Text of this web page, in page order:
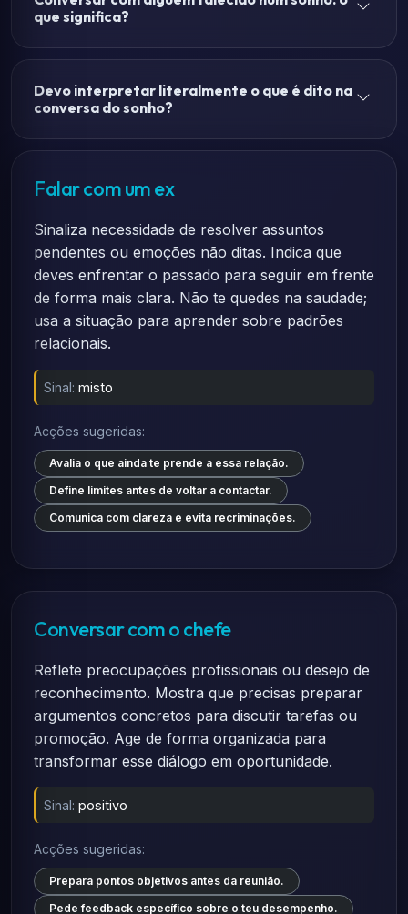
que significa?
Devo interpretar literalmente o que é dito na
conversa do sonho?
Falar com um ex
Sinaliza necessidade de resolver assuntos
pendentes ou emoções não ditas. Indica que
deves enfrentar o passado para seguir em frente
de forma mais clara. Não te quedes na saudade;
usa a situação para aprender sobre padrões
relacionais.
Sinal: misto
Acções sugeridas:
Avalia o que ainda te prende a essa relação.
Define limites antes de voltar a contactar.
Comunica com clareza e evita recriminações.
Conversar com o chefe
Reflete preocupações profissionais ou desejo de
reconhecimento. Mostra que precisas preparar
argumentos concretos para discutir tarefas ou
promoção. Age de forma organizada para
transformar esse diálogo em oportunidade.
Sinal: positivo
Acções sugeridas:
Prepara pontos objetivos antes da reunião.
Pede feedback específico sobre o teu desempenho.